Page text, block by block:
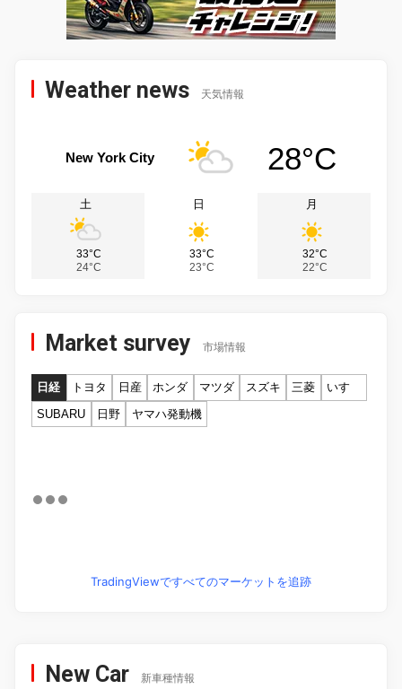
Weather news 天気情報
New York City 28°C
土
33°C
24°C
日
33°C
23°C
月
32°C
22°C
Market survey 市場情報
日経 トヨタ 日産 ホンダ マツダ スズキ 三菱
いすゞ
SUBARU
日野 ヤマハ発動機
TradingViewですべてのマーケットを追跡
New Car 新車種情報